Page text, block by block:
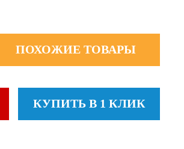
ПОХОЖИЕ ТОВАРЫ
КУПИТЬ В 1 КЛИК